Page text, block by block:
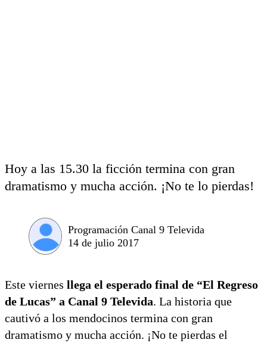
Hoy a las 15.30 la ficción termina con gran
dramatismo y mucha acción. ¡No te lo pierdas!
Programación Canal 9 Televida
14 de julio 2017
Este viernes llega el esperado final de “El Regreso
de Lucas” a Canal 9 Televida. La historia que
cautivó a los mendocinos termina con gran
dramatismo y mucha acción. ¡No te pierdas el